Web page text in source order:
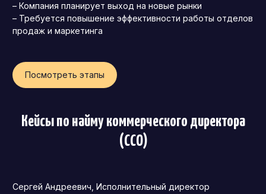
Технический директор (CTO)
Мировой HR
– Компания планирует выход на новые рынки
– Требуется повышение эффективности работы отделов
продаж и маркетинга
Посмотреть этапы
Кейсы по найму коммерческого директора
(CCO)
Сергей Андреевич, Исполнительный директор